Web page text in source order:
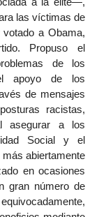
las víctimas de
a Obama,
Propuso el
de los
el apoyo de los
de mensajes
racistas,
asegurar a los
Social y el
abiertamente
en ocasiones
gran número de